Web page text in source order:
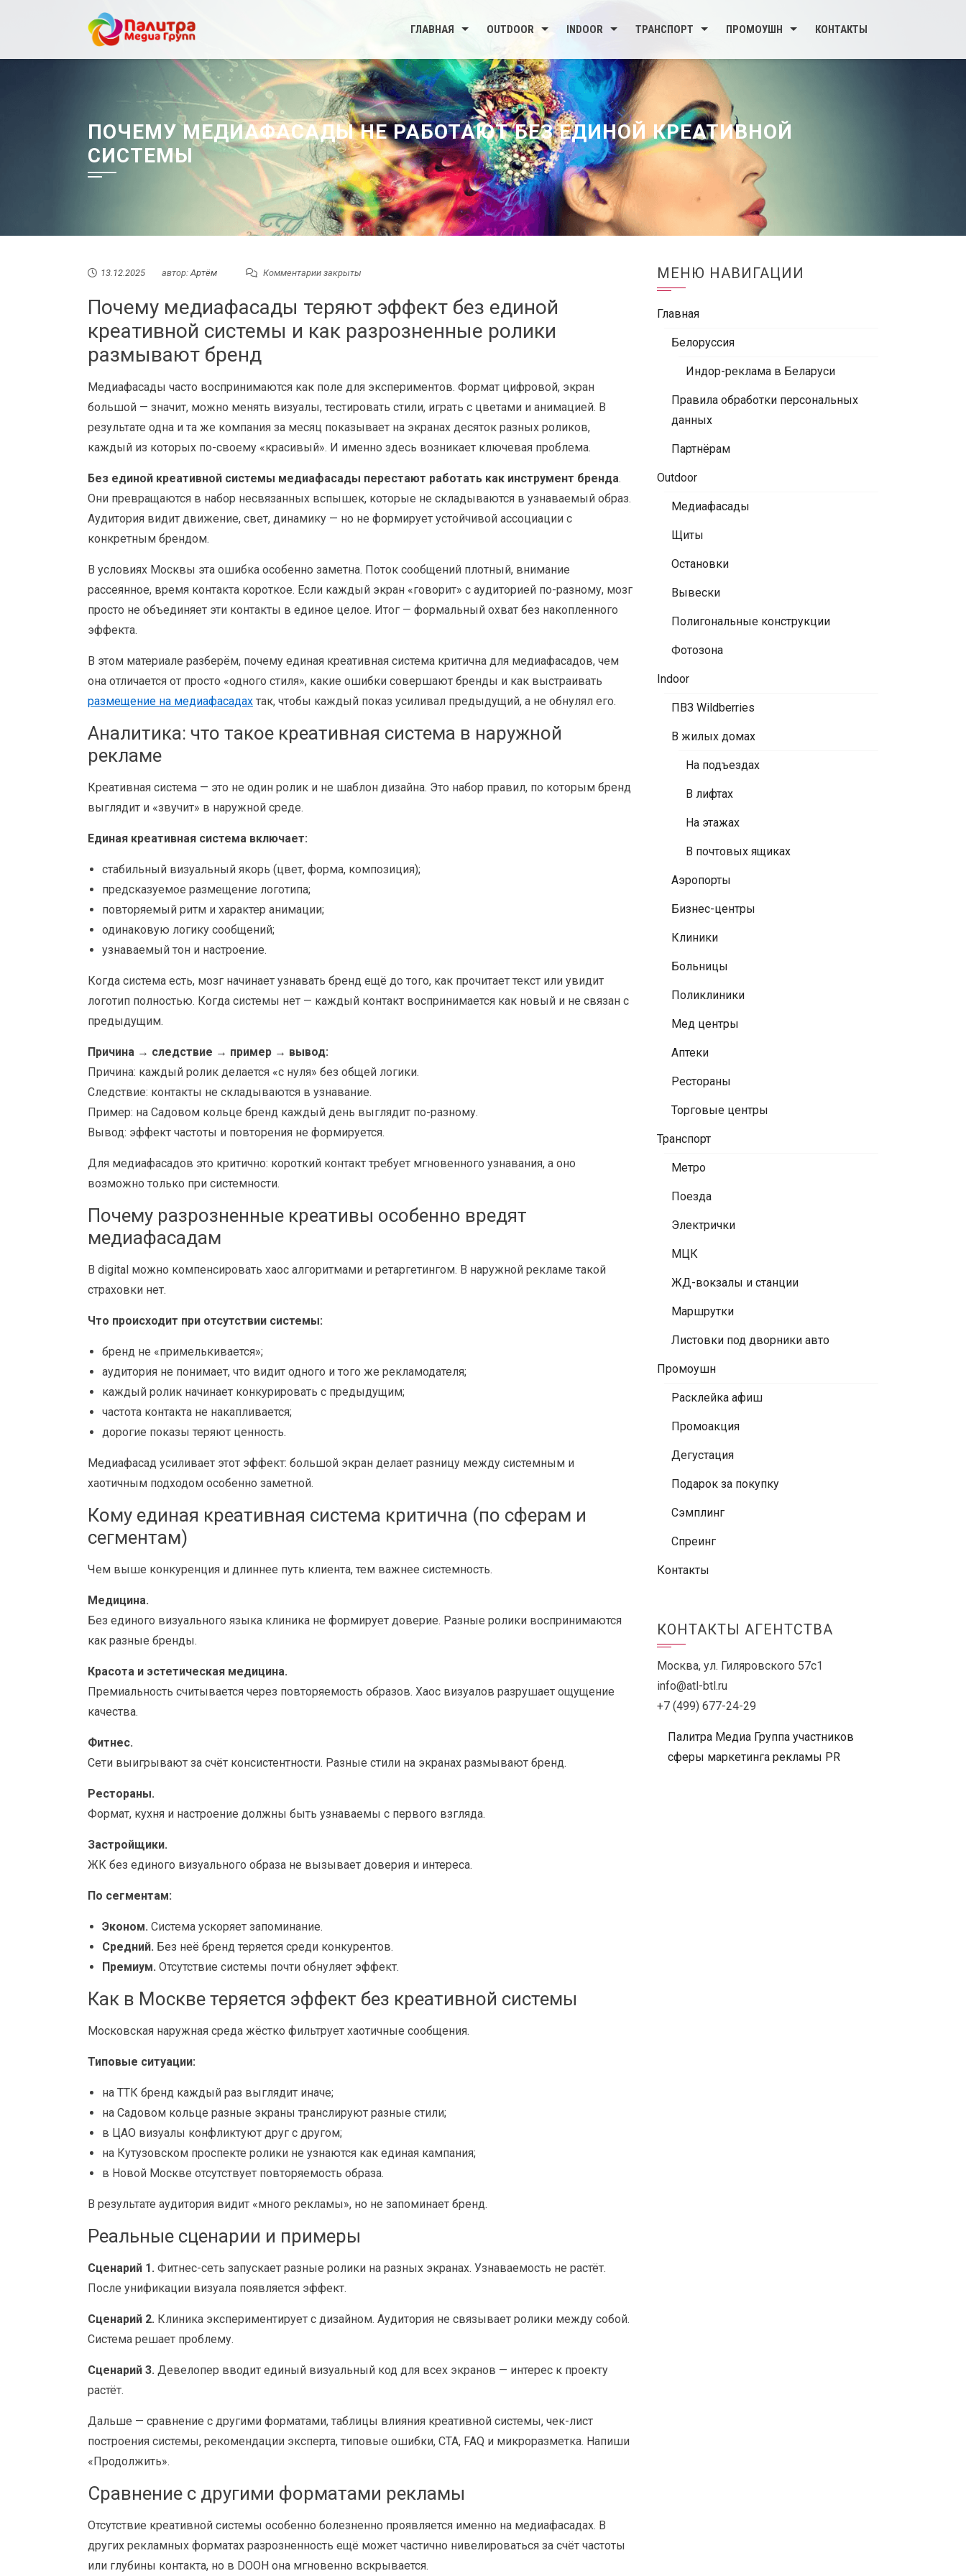
ГЛАВНАЯ OUTDOOR INDOOR ТРАНСПОРТ ПРОМОУШН КОНТАКТЫ
ПОЧЕМУ МЕДИАФАСАДЫ НЕ РАБОТАЮТ БЕЗ ЕДИНОЙ КРЕАТИВНОЙ
СИСТЕМЫ
13.12.2025 автор:Артём Комментарии закрыты
Почему медиафасады теряют эффект без единой
креативной системы и как разрозненные ролики
размывают бренд
Медиафасады часто воспринимаются как поле для экспериментов. Формат цифровой, экран
большой — значит, можно менять визуалы, тестировать стили, играть с цветами и анимацией. В
результате одна и та же компания за месяц показывает на экранах десяток разных роликов,
каждый из которых по-своему «красивый». И именно здесь возникает ключевая проблема.
Без единой креативной системы медиафасады перестают работать как инструмент бренда.
Они превращаются в набор несвязанных вспышек, которые не складываются в узнаваемый образ.
Аудитория видит движение, свет, динамику — но не формирует устойчивой ассоциации с
конкретным брендом.
В условиях Москвы эта ошибка особенно заметна. Поток сообщений плотный, внимание
рассеянное, время контакта короткое. Если каждый экран «говорит» с аудиторией по-разному, мозг
просто не объединяет эти контакты в единое целое. Итог — формальный охват без накопленного
эффекта.
В этом материале разберём, почему единая креативная система критична для медиафасадов, чем
она отличается от просто «одного стиля», какие ошибки совершают бренды и как выстраивать
размещение на медиафасадах так, чтобы каждый показ усиливал предыдущий, а не обнулял его.
Аналитика: что такое креативная система в наружной
рекламе
Креативная система — это не один ролик и не шаблон дизайна. Это набор правил, по которым бренд
выглядит и «звучит» в наружной среде.
Единая креативная система включает:
стабильный визуальный якорь (цвет, форма, композиция);
предсказуемое размещение логотипа;
повторяемый ритм и характер анимации;
одинаковую логику сообщений;
узнаваемый тон и настроение.
Когда система есть, мозг начинает узнавать бренд ещё до того, как прочитает текст или увидит
логотип полностью. Когда системы нет — каждый контакт воспринимается как новый и не связан с
предыдущим.
Причина → следствие → пример → вывод:
Причина: каждый ролик делается «с нуля» без общей логики.
Следствие: контакты не складываются в узнавание.
Пример: на Садовом кольце бренд каждый день выглядит по-разному.
Вывод: эффект частоты и повторения не формируется.
Для медиафасадов это критично: короткий контакт требует мгновенного узнавания, а оно
возможно только при системности.
Почему разрозненные креативы особенно вредят
медиафасадам
В digital можно компенсировать хаос алгоритмами и ретаргетингом. В наружной рекламе такой
страховки нет.
Что происходит при отсутствии системы:
бренд не «примелькивается»;
аудитория не понимает, что видит одного и того же рекламодателя;
каждый ролик начинает конкурировать с предыдущим;
частота контакта не накапливается;
дорогие показы теряют ценность.
Медиафасад усиливает этот эффект: большой экран делает разницу между системным и
хаотичным подходом особенно заметной.
Кому единая креативная система критична (по сферам и
сегментам)
Чем выше конкуренция и длиннее путь клиента, тем важнее системность.
Медицина.
Без единого визуального языка клиника не формирует доверие. Разные ролики воспринимаются
как разные бренды.
Красота и эстетическая медицина.
Премиальность считывается через повторяемость образов. Хаос визуалов разрушает ощущение
качества.
Фитнес.
Сети выигрывают за счёт консистентности. Разные стили на экранах размывают бренд.
Рестораны.
Формат, кухня и настроение должны быть узнаваемы с первого взгляда.
Застройщики.
ЖК без единого визуального образа не вызывает доверия и интереса.
По сегментам:
Эконом. Система ускоряет запоминание.
Средний. Без неё бренд теряется среди конкурентов.
Премиум. Отсутствие системы почти обнуляет эффект.
Как в Москве теряется эффект без креативной системы
Московская наружная среда жёстко фильтрует хаотичные сообщения.
Типовые ситуации:
на ТТК бренд каждый раз выглядит иначе;
на Садовом кольце разные экраны транслируют разные стили;
в ЦАО визуалы конфликтуют друг с другом;
на Кутузовском проспекте ролики не узнаются как единая кампания;
в Новой Москве отсутствует повторяемость образа.
В результате аудитория видит «много рекламы», но не запоминает бренд.
Реальные сценарии и примеры
Сценарий 1. Фитнес-сеть запускает разные ролики на разных экранах. Узнаваемость не растёт.
После унификации визуала появляется эффект.
Сценарий 2. Клиника экспериментирует с дизайном. Аудитория не связывает ролики между собой.
Система решает проблему.
Сценарий 3. Девелопер вводит единый визуальный код для всех экранов — интерес к проекту
растёт.
Дальше — сравнение с другими форматами, таблицы влияния креативной системы, чек-лист
построения системы, рекомендации эксперта, типовые ошибки, CTA, FAQ и микроразметка. Напиши
«Продолжить».
Сравнение с другими форматами рекламы
Отсутствие креативной системы особенно болезненно проявляется именно на медиафасадах. В
других рекламных форматах разрозненность ещё может частично нивелироваться за счёт частоты
или глубины контакта, но в DOOH она мгновенно вскрывается.
МЕНЮ НАВИГАЦИИ
Главная
Белоруссия
Индор-реклама в Беларуси
Правила обработки персональных
данных
Партнёрам
Outdoor
Медиафасады
Щиты
Остановки
Вывески
Полигональные конструкции
Фотозона
Indoor
ПВЗ Wildberries
В жилых домах
На подъездах
В лифтах
На этажах
В почтовых ящиках
Аэропорты
Бизнес-центры
Клиники
Больницы
Поликлиники
Мед центры
Аптеки
Рестораны
Торговые центры
Транспорт
Метро
Поезда
Электрички
МЦК
ЖД-вокзалы и станции
Маршрутки
Листовки под дворники авто
Промоушн
Расклейка афиш
Промоакция
Дегустация
Подарок за покупку
Сэмплинг
Спреинг
Контакты
КОНТАКТЫ АГЕНТСТВА
Москва, ул. Гиляровского 57с1
info@atl-btl.ru
+7 (499) 677-24-29
Палитра Медиа Группа участников
сферы маркетинга рекламы PR